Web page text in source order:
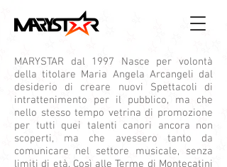
MARYSTAR dal 1997 Nasce per volontà
della titolare Maria Angela Arcangeli dal
desiderio di creare nuovi Spettacoli di
intrattenimento per il pubblico, ma che
nello stesso tempo vetrina di promozione
per tutti quei talenti canori ancora non
scoperti, ma che avessero tanto da
comunicare nel settore musicale, senza
limiti di età. Così alle Terme di Montecatini